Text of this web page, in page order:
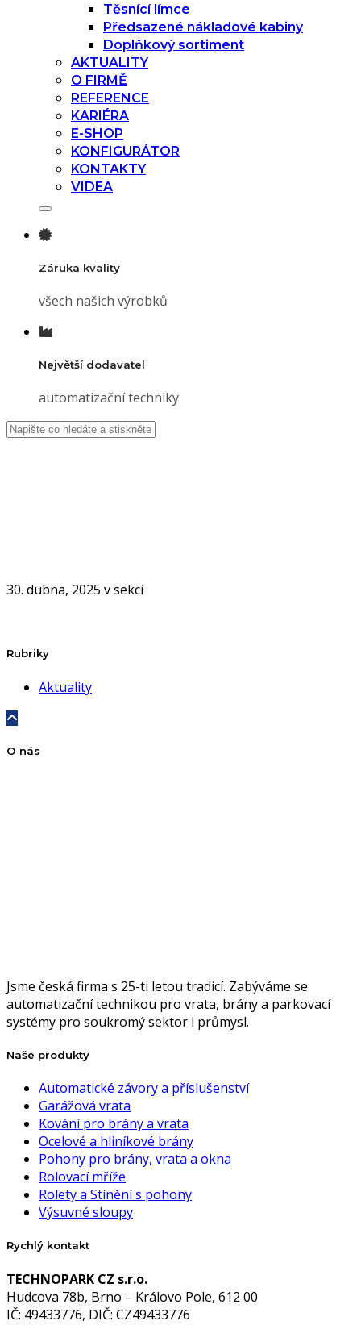
Těsnící límce
Předsazené nákladové kabiny
Doplňkový sortiment
AKTUALITY
O FIRMĚ
REFERENCE
KARIÉRA
E-SHOP
KONFIGURÁTOR
KONTAKTY
VIDEA
Záruka kvality
všech našich výrobků
Největší dodavatel
automatizační techniky
30. dubna, 2025 v sekci
Rubriky
Aktuality
O nás
Jsme česká firma s 25-ti letou tradicí. Zabýváme se
automatizační technikou pro vrata, brány a parkovací
systémy pro soukromý sektor i průmysl.
Naše produkty
Automatické závory a příslušenství
Garážová vrata
Kování pro brány a vrata
Ocelové a hliníkové brány
Pohony pro brány, vrata a okna
Rolovací mříže
Rolety a Stínění s pohony
Výsuvné sloupy
Rychlý kontakt
TECHNOPARK CZ s.r.o.
Hudcova 78b, Brno – Královo Pole, 612 00
IČ: 49433776, DIČ: CZ49433776